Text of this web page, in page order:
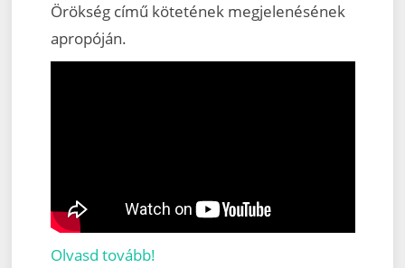
Örökség című kötetének megjelenésének
apropóján.
Olvasd tovább!